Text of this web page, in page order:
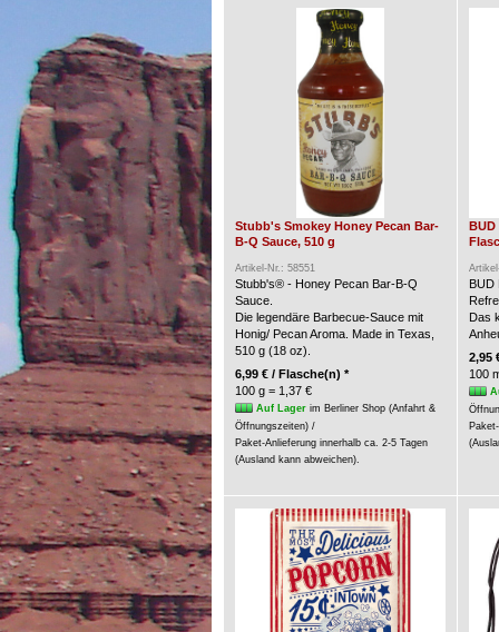
Stubb's Smokey Honey Pecan Bar-
B-Q Sauce, 510 g
Artikel-Nr.: 58551
Stubb's® - Honey Pecan Bar-B-Q
Sauce.
Die legendäre Barbecue-Sauce mit
Honig/ Pecan Aroma. Made in Texas,
510 g (18 oz).
6,99 € / Flasche(n) *
100 g = 1,37 €
Auf Lagerim Berliner Shop (Anfahrt &
Öffnungszeiten) /
Paket-Anlieferung innerhalb ca. 2-5 Tagen
(Ausland kann abweichen).
BUD
BUD
Das
2,95
100